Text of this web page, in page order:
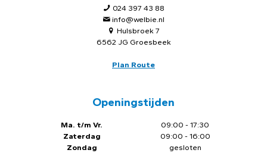
024 397 43 88
info@welbie.nl
Hulsbroek 7
6562 JG Groesbeek
Plan Route
Openingstijden
Ma. t/m Vr.
Zaterdag
Zondag
09:00 - 17:30
09:00 - 16:00
gesloten